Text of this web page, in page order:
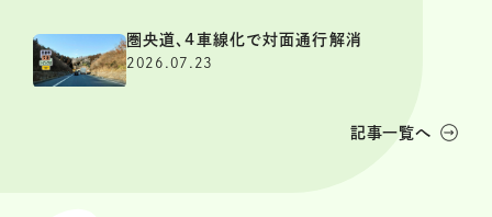
圏央道、4車線化で対面通行解消
2026.07.23
記事一覧へ